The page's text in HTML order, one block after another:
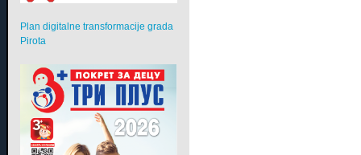
Plan digitalne transformacije grada
Pirota